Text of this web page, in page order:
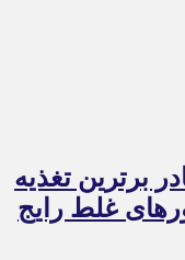
برترین تغذیه
غلط رایج